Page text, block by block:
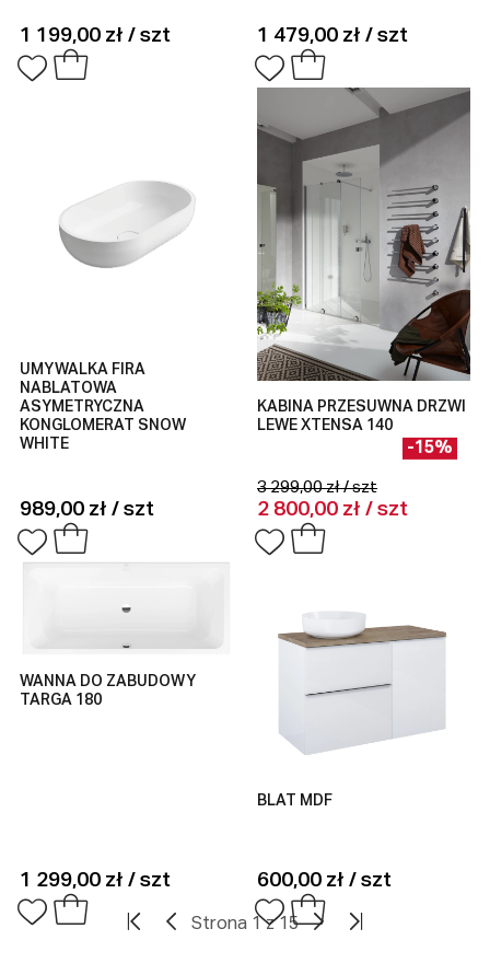
1 199,00 zł / szt 1 479,00 zł / szt
UMYWALKA FIRA
NABLATOWA
ASYMETRYCZNA
KONGLOMERAT SNOW
WHITE
989,00 zł / szt
KABINA PRZESUWNA DRZWI
LEWE XTENSA 140
3 299,00 zł / szt
2 800,00 zł / szt
-15%
WANNA DO ZABUDOWY
TARGA 180
1 299,00 zł / szt
BLAT MDF
600,00 zł / szt
Strona 1 z 15